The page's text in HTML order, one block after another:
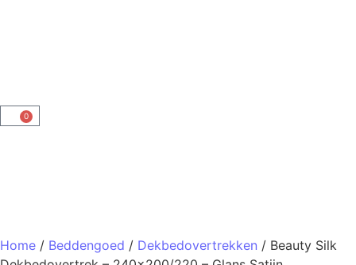
0
Home / Beddengoed / Dekbedovertrekken / Beauty Silk